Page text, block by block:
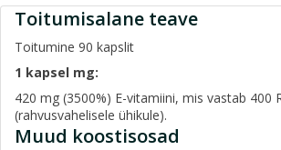
Toitumisalane teave
Toitumine 90 kapslit
1 kapsel mg:
420 mg (3500%) E-vitamiini, mis vastab 400
(rahvusvahelisele ühikule).
Muud koostisosad